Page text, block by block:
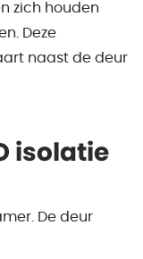
zich houden
Deze
naast de deur
isolatie
De deur